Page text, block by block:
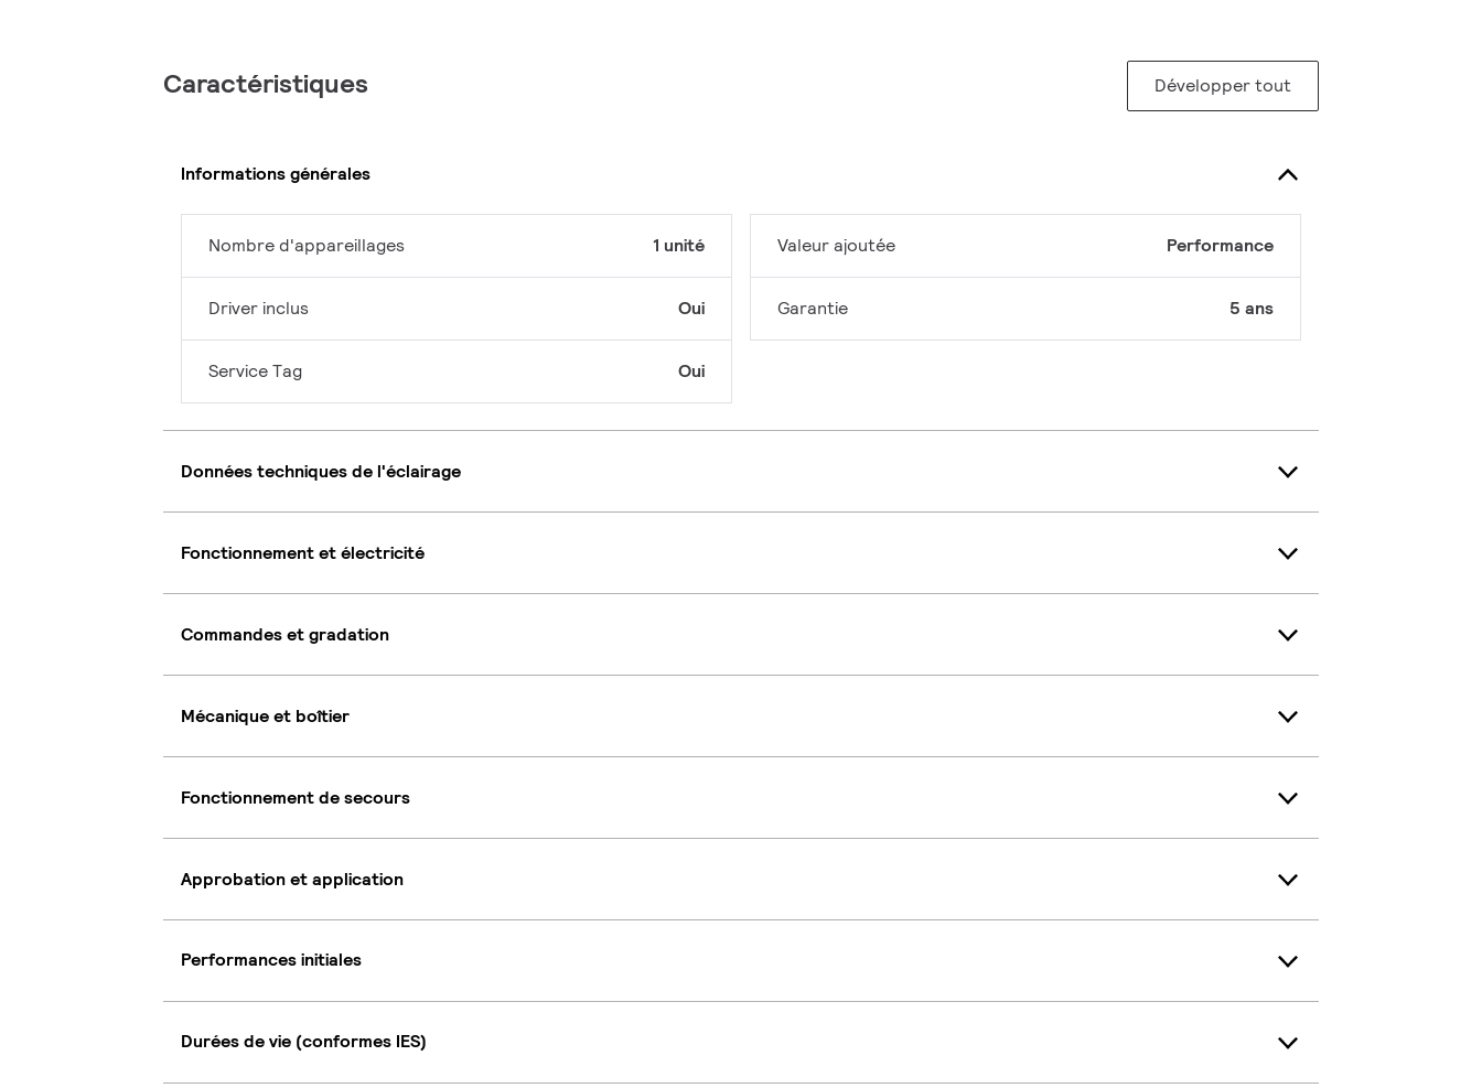
Caractéristiques Développer tout
Informations générales
Nombre d'appareillages 1 unité
Driver inclus Oui
Service Tag Oui
Valeur ajoutée Performance
Garantie 5 ans
Données techniques de l'éclairage
Fonctionnement et électricité
Commandes et gradation
Mécanique et boîtier
Fonctionnement de secours
Approbation et application
Performances initiales
Durées de vie (conformes IES)